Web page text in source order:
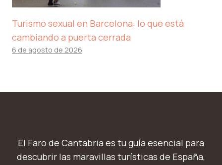
Turismo sexual en Barcelona: lo que está
cambiando a puerta cerrada
6 de agosto de 2026
El Faro de Cantabria es tu guía esencial para
descubrir las maravillas turísticas de España,